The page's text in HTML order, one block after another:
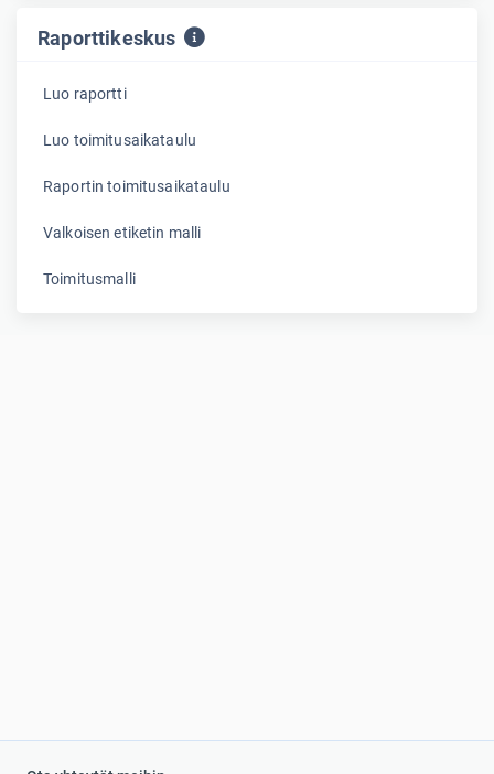
Raporttikeskus
Luo raportti
Luo toimitusaikataulu
Raportin toimitusaikataulu
Valkoisen etiketin malli
Toimitusmalli